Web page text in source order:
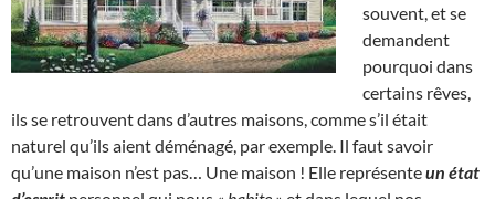
souvent, et se
demandent
pourquoi dans
certains rêves,
ils se retrouvent dans d’autres maisons, comme s’il était
naturel qu’ils aient déménagé, par exemple. Il faut savoir
qu’une maison n’est pas… Une maison ! Elle représenteun état